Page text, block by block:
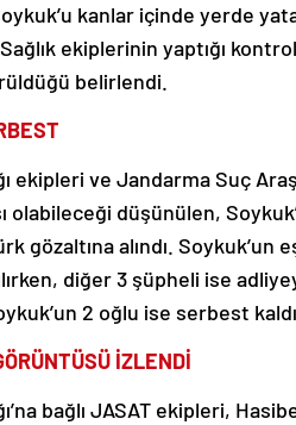
kanlar içinde yerde
ekiplerinin yaptığı
belirlendi.
ekipleri ve Jandarma Suç
olabileceği düşünülen,
gözaltına alındı. Soykuk’un
diğer 3 şüpheli ise
2 oğlu ise serbest
İZLENDİ
bağlı JASAT ekipleri,